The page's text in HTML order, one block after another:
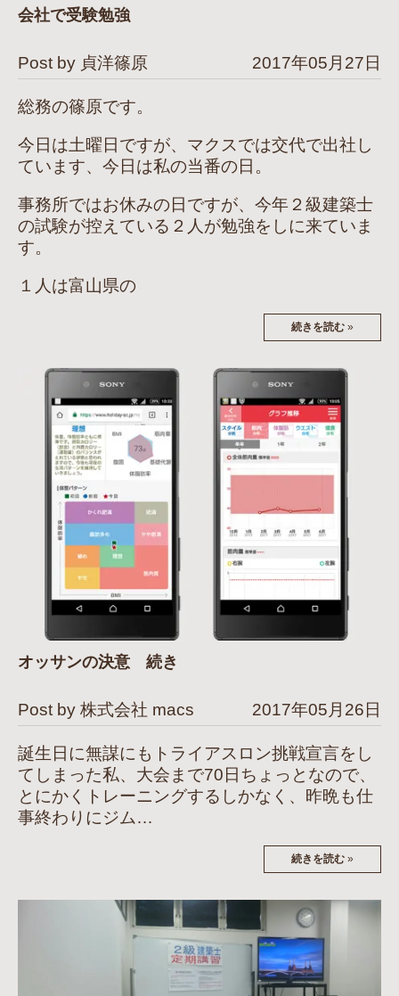
会社で受験勉強
Post by 貞洋篠原 2017年05月27日
総務の篠原です。
今日は土曜日ですが、マクスでは交代で出社し
ています、今日は私の当番の日。
事務所ではお休みの日ですが、今年２級建築士
の試験が控えている２人が勉強をしに来ていま
す。
１人は富山県の
続きを読む »
オッサンの決意 続き
Post by 株式会社 macs 2017年05月26日
誕生日に無謀にもトライアスロン挑戦宣言をし
てしまった私、大会まで70日ちょっとなので、
とにかくトレーニングするしかなく、昨晩も仕
事終わりにジム…
続きを読む »